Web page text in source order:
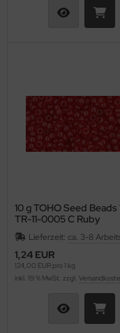
10 g TOHO Seed Beads
TR-11-0005 C Ruby
Lieferzeit: ca. 3-8
1,24 EUR
124,00 EUR pro 1 kg
inkl. 19 % MwSt. zzgl.